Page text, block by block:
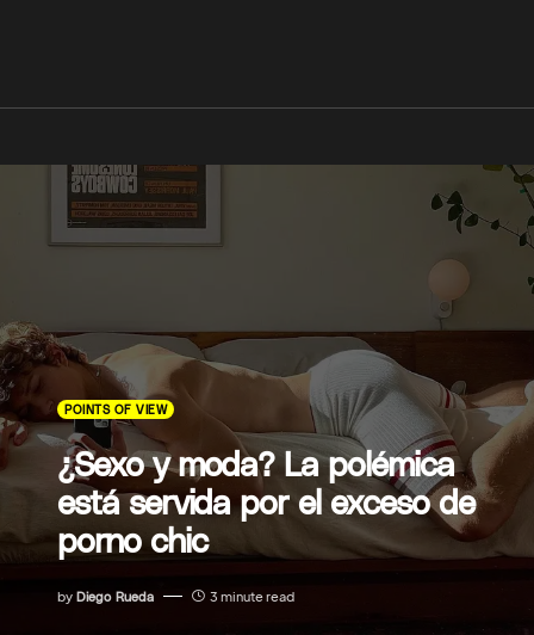
POINTS OF VIEW
¿Sexo y moda? La polémica
está servida por el exceso de
porno chic
by Diego Rueda 3 minute read